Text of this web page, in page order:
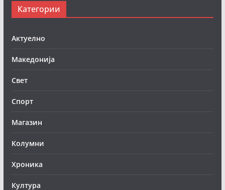
Категории
Актуелно
Македонија
Свет
Спорт
Магазин
Колумни
Хроника
Култура